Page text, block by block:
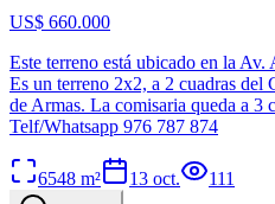
US$ 660.000
Este terreno está ubicado en la
Es un terreno 2x2, a 2 cuadras del
de Armas. La comisaria queda a 3
Telf/Whatsapp 976 787 874
6548 m² 13 oct. 111